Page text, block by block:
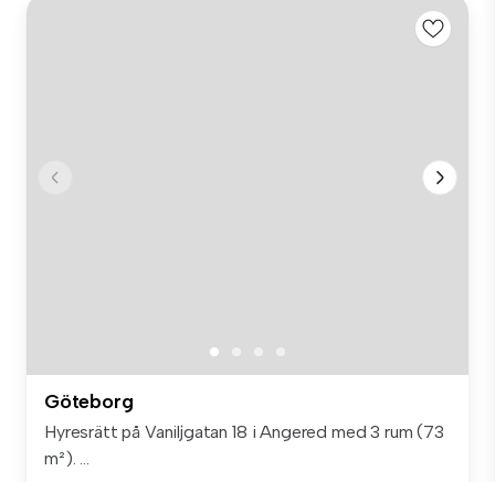
Göteborg
Hyresrätt på Vaniljgatan 18 i Angered med 3 rum (73
m²). ...